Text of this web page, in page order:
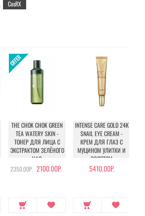
CosRX
THE CHOK CHOK GREEN
TEA WATERY SKIN -
ТОНЕР ДЛЯ ЛИЦА С
ЭКСТРАКТОМ ЗЕЛЁНОГО
ЧАЯ
2350.00Р. 2100.00Р.
INTENSE CARE GOLD 24K
SNAIL EYE CREAM -
КРЕМ ДЛЯ ГЛАЗ С
МУЦИНОМ УЛИТКИ И
ЗОЛОТОМ
5410.00Р.